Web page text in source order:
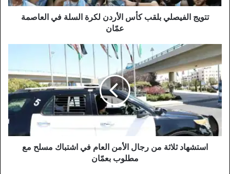
العاصمة
عمّانتتويج الفيصلي بلقب كأس الأردن لكرة السلة في العاصمة
عمّان
استشهاد
ثلاثة
من
رجال
الأمن
العام
اشتباك
مسلح
استشهاد ثلاثة من رجال الأمن العام في اشتباك مسلح مع
مطلوب بعمّان